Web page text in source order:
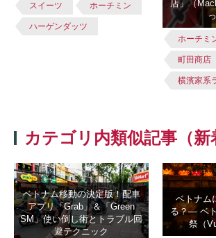
スイーツ ホーチミン
ハーゲンダッツ
店」（
ホーチミ
町田商店
横濱家系
カテゴリ内類似記事（新
ベトナム移動の決定版！配車
アプリ「Grab」＆「Green
SM」使い倒し術とトラブル回
避テクニック
ベトナム
る？― ベ
祭（